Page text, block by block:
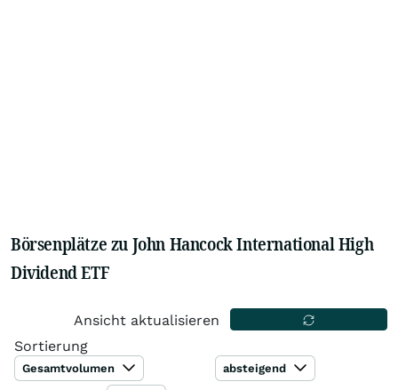
Börsenplätze zu John Hancock International High
Dividend ETF
Ansicht aktualisieren
Sortierung
Gesamtvolumen absteigend